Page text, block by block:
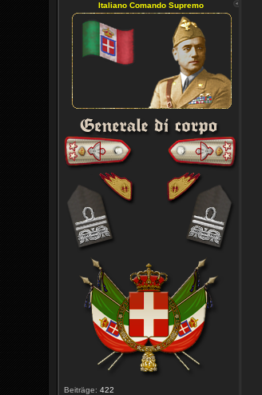
Italiano Comando Supremo
Beiträge: 422